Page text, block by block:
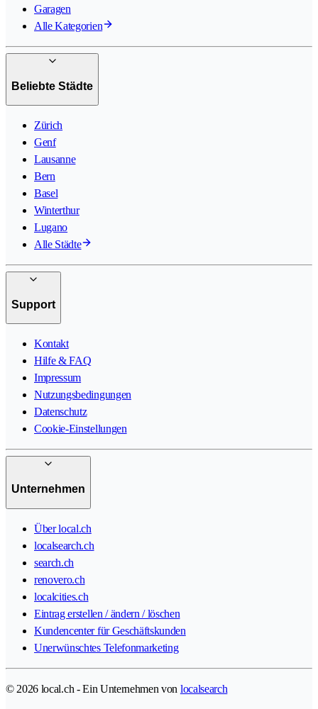
Garagen
Alle Kategorien
Beliebte Städte
Zürich
Genf
Lausanne
Bern
Basel
Winterthur
Lugano
Alle Städte
Support
Kontakt
Hilfe & FAQ
Impressum
Nutzungsbedingungen
Datenschutz
Cookie-Einstellungen
Unternehmen
Über local.ch
localsearch.ch
search.ch
renovero.ch
localcities.ch
Eintrag erstellen / ändern / löschen
Kundencenter für Geschäftskunden
Unerwünschtes Telefonmarketing
© 2026 local.ch - Ein Unternehmen von localsearch